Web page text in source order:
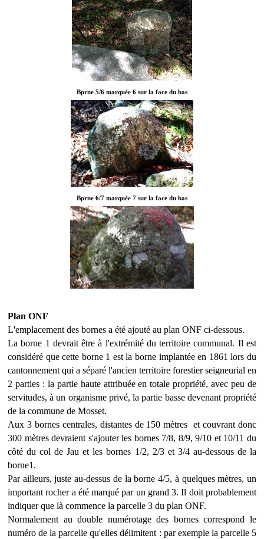
Bprne 5/6 marquée 6 sur la face du bas
Bprne 6/7 marquée 7 sur la face du bas
Plan ONF
L'emplacement des bornes a été ajouté au plan ONF ci-dessous.
La borne 1 devrait être à l'extrémité du territoire communal. Il est
considéré que cette borne 1 est la borne implantée en 1861 lors du
cantonnement qui a séparé l'ancien territoire forestier seigneurial en
2 parties : la partie haute attribuée en totale propriété, avec peu de
servitudes, à un organisme privé, la partie basse devenant propriété
de la commune de Mosset.
Aux 3 bornes centrales, distantes de 150 mètres et couvrant donc
300 mètres devraient s'ajouter les bornes 7/8, 8/9, 9/10 et 10/11 du
côté du col de Jau et les bornes 1/2, 2/3 et 3/4 au-dessous de la
borne1.
Par ailleurs, juste au-dessus de la borne 4/5, à quelques mètres, un
important rocher a été marqué par un grand 3. Il doit probablement
indiquer que là commence la parcelle 3 du plan ONF.
Normalement au double numérotage des bornes correspond le
numéro de la parcelle qu'elles délimitent : par exemple la parcelle 5